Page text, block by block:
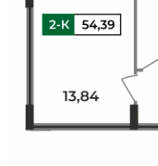
Свои Люди
Работа